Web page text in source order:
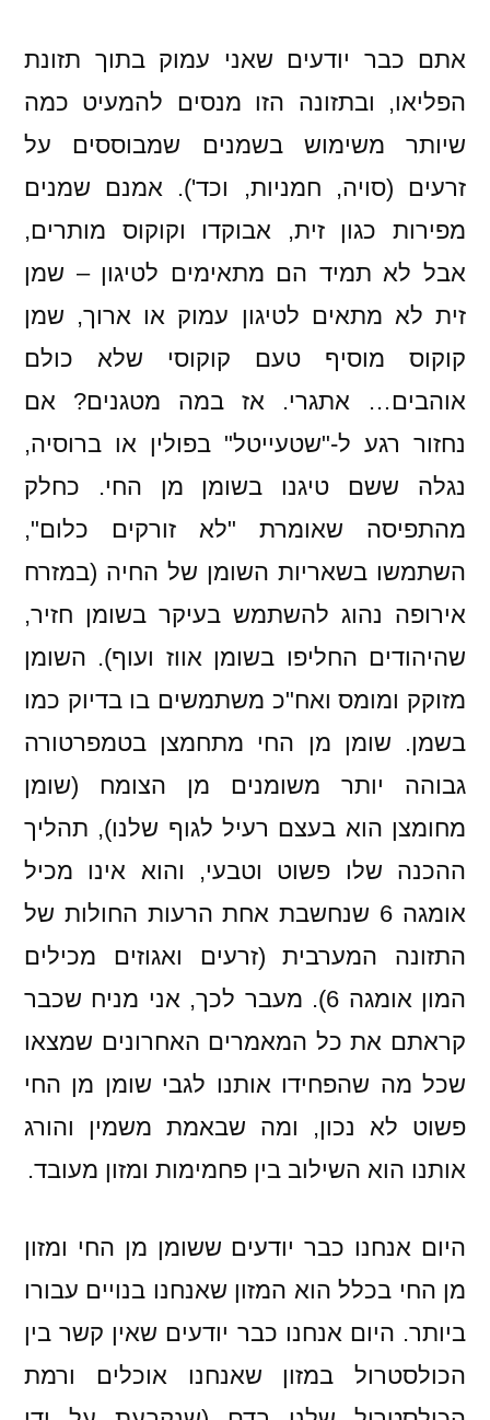
אתם כבר יודעים שאני עמוק בתוך תזונת
הפליאו, ובתזונה הזו מנסים להמעיט כמה
שיותר משימוש בשמנים שמבוססים על
זרעים (סויה, חמניות, וכד'). אמנם שמנים
מפירות כגון זית, אבוקדו וקוקוס מותרים,
אבל לא תמיד הם מתאימים לטיגון – שמן
זית לא מתאים לטיגון עמוק או ארוך, שמן
קוקוס מוסיף טעם קוקוסי שלא כולם
אוהבים… אתגרי. אז במה מטגנים? אם
נחזור רגע ל-"שטעייטל" בפולין או ברוסיה,
נגלה ששם טיגנו בשומן מן החי. כחלק
מהתפיסה שאומרת "לא זורקים כלום",
השתמשו בשאריות השומן של החיה (במזרח
אירופה נהוג להשתמש בעיקר בשומן חזיר,
שהיהודים החליפו בשומן אווז ועוף). השומן
מזוקק ומומס ואח"כ משתמשים בו בדיוק כמו
בשמן. שומן מן החי מתחמצן בטמפרטורה
גבוהה יותר משומנים מן הצומח (שומן
מחומצן הוא בעצם רעיל לגוף שלנו), תהליך
ההכנה שלו פשוט וטבעי, והוא אינו מכיל
אומגה 6 שנחשבת אחת הרעות החולות של
התזונה המערבית (זרעים ואגוזים מכילים
המון אומגה 6). מעבר לכך, אני מניח שכבר
קראתם את כל המאמרים האחרונים שמצאו
שכל מה שהפחידו אותנו לגבי שומן מן החי
פשוט לא נכון, ומה שבאמת משמין והורג
אותנו הוא השילוב בין פחמימות ומזון מעובד.
היום אנחנו כבר יודעים ששומן מן החי ומזון
מן החי בכלל הוא המזון שאנחנו בנויים עבורו
ביותר. היום אנחנו כבר יודעים שאין קשר בין
הכולסטרול במזון שאנחנו אוכלים ורמת